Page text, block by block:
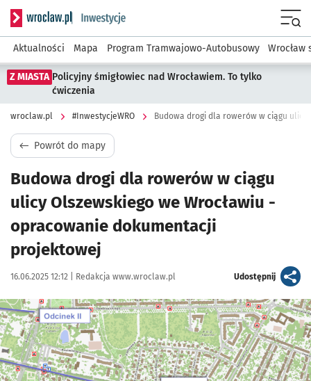
Serwis informacyjny wroclaw.pl podserwis:
Aktualności Mapa Program Tramwajowo-Autobusowy Wrocław
Z MIASTA Policyjny śmigłowiec nad Wrocławiem. To tylko
ćwiczenia
wroclaw.pl #InwestycjeWRO
Powrót do mapy
Budowa drogi dla rowerów w ciągu
ulicy Olszewskiego we Wrocławiu -
opracowanie dokumentacji
projektowej
Data publikacji:
16.06.2025 12:12 | Autor:
Redakcja www.wroclaw.pl Udostępnijartykuł
Kliknij, aby powiększyć